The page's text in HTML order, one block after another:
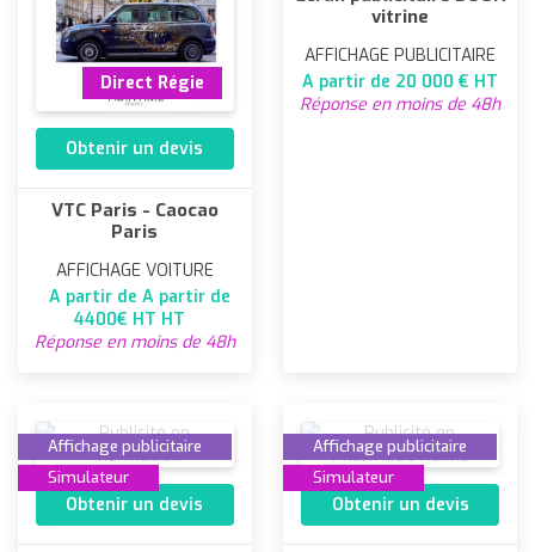
Direct Régie
Obtenir un devis
VTC Paris - Caocao
Paris
AFFICHAGE VOITURE
A partir de A partir de
4400€ HT HT
Réponse en moins de 48h
vitrine
AFFICHAGE PUBLICITAIRE
A partir de 20 000 € HT
Réponse en moins de 48h
Affichage publicitaire
Simulateur
Obtenir un devis
Affichage publicitaire
Simulateur
Obtenir un devis